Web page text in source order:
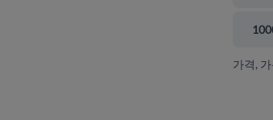
가격,